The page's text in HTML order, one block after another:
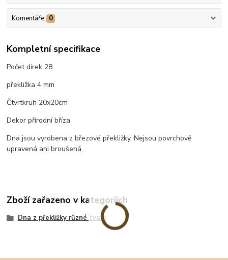
Komentáře 0
Kompletní specifikace
Počet dírek 28
překližka 4 mm
Čtvrtkruh 20x20cm
Dekor přírodní bříza
Dna jsou vyrobena z březové překližky. Nejsou povrchově
upravená ani broušená.
Zboží zařazeno v kategoriích
Dna z překližky různé tvary